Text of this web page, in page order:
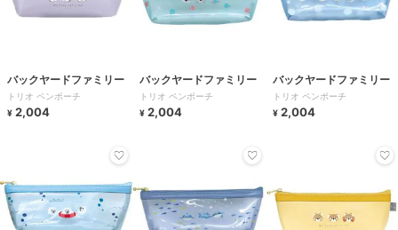
バックヤードファミリー
トリオ ペンポーチ
¥ 2,004
バックヤードファミリー
トリオ ペンポーチ
¥ 2,004
バックヤードファミリー
トリオ ペンポーチ
¥ 2,004